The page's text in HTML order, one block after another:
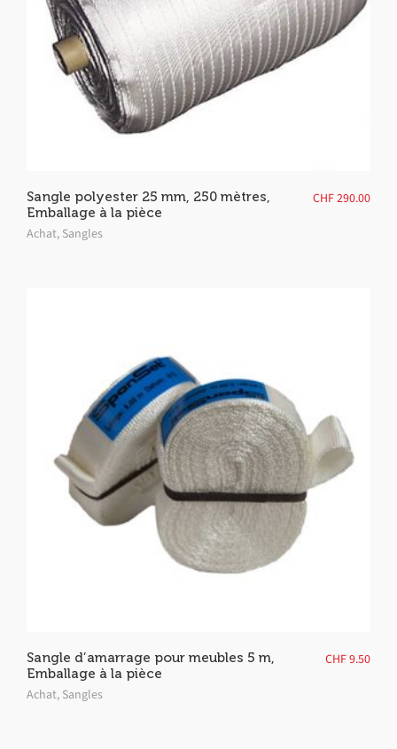
Sangle polyester 25 mm, 250 mètres,
Emballage à la pièce
Achat, Sangles
CHF290.00
Sangle d’amarrage pour meubles 5 m,
Emballage à la pièce
Achat, Sangles
CHF9.50